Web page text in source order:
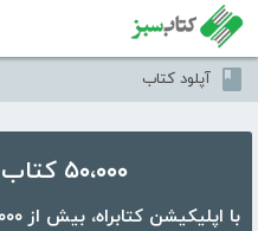
آپلود کتاب
۵۰،۰۰۰ کتاب در موبایل شما